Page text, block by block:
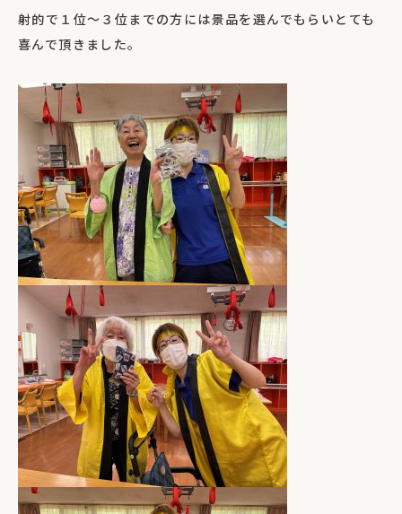
射的で１位～３位までの方には景品を選んでもらいとても
喜んで頂きました。